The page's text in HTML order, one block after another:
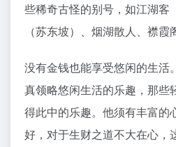
些稀奇古怪的别号，如江湖客
（苏东坡）、烟湖散人、襟霞
没有金钱也能享受悠闲的生活
真领略悠闲生活的乐趣，那些
得此中的乐趣。他须有丰富的
好，对于生财之道不大在心，